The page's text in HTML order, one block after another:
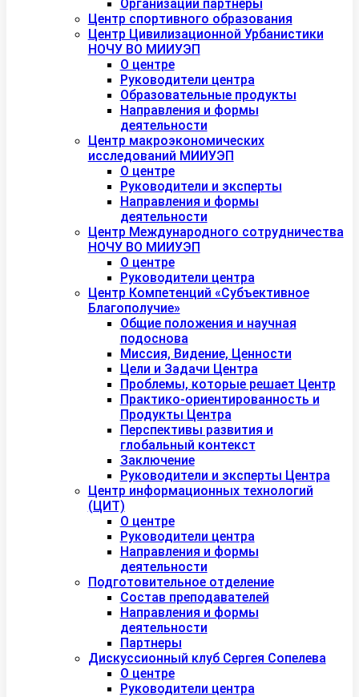
Организации партнеры
Центр спортивного образования
Центр Цивилизационной Урбанистики
НОЧУ ВО МИИУЭП
О центре
Руководители центра
Образовательные продукты
Направления и формы
деятельности
Центр макроэкономических
исследований МИИУЭП
О центре
Руководители и эксперты
Направления и формы
деятельности
Центр Международного сотрудничества
НОЧУ ВО МИИУЭП
О центре
Руководители центра
Центр Компетенций «Субъективное
Благополучие»
Общие положения и научная
подоснова
Миссия, Видение, Ценности
Цели и Задачи Центра
Проблемы, которые решает Центр
Практико-ориентированность и
Продукты Центра
Перспективы развития и
глобальный контекст
Заключение
Руководители и эксперты Центра
Центр информационных технологий
(ЦИТ)
О центре
Руководители центра
Направления и формы
деятельности
Подготовительное отделение
Состав преподавателей
Направления и формы
деятельности
Партнеры
Дискуссионный клуб Сергея Сопелева
О центре
Руководители центра